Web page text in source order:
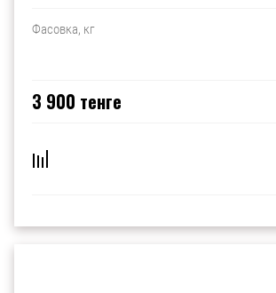
Фасовка, кг
3 900 тенге